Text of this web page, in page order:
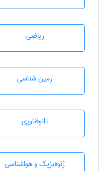
رياضی
زمين شناسی
نانوفناوری
ژئوفيزيك و هواشناسی